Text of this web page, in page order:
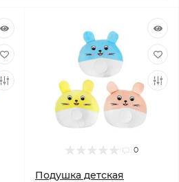
0
Подушка детская